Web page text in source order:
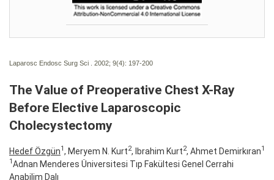
Laparosc Endosc Surg Sci . 2002; 9(4): 197-200
The Value of Preoperative Chest X-Ray
Before Elective Laparoscopic
Cholecystectomy
Hedef Özgün1 , Meryem N. Kurt2, Ibrahim Kurt2, Ahmet Demirkıran1
1 Adnan Menderes Üniversitesi Tıp Fakültesi Genel Cerrahi
Anabilim Dalı